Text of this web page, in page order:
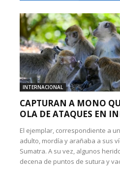
INTERNACIONAL
CAPTURAN A MONO
OLA DE ATAQUES EN
El ejemplar, correspondiente a
adulto, mordía y arañaba a sus
Sumatra. A su vez, algunos
decena de puntos de sutura y